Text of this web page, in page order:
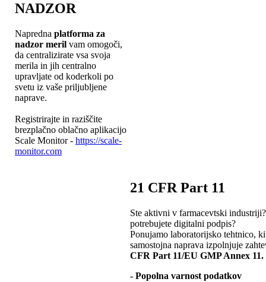
NADZOR
Napredna platforma za
nadzor meril vam omogoči,
da centralizirate vsa svoja
merila in jih centralno
upravljate od koderkoli po
svetu iz vaše priljubljene
naprave.
Registrirajte in raziščite
brezplačno oblačno aplikacijo
Scale Monitor - https://scale-
monitor.com
21 CFR Part 11
Ste aktivni v farmacevtski
potrebujete digitalni podpis?
Ponujamo laboratorijsko tehtnico,
samostojna naprava izpolnjuje
CFR Part 11/EU GMP Annex 11.
- Popolna varnost podatkov